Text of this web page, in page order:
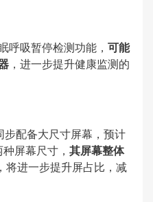
呼吸暂停检测功能， 可能
，进一步提升健康监测的
步配备大尺寸屏幕，预计
屏幕尺寸， 其屏幕整体
将进一步提升屏占比，减